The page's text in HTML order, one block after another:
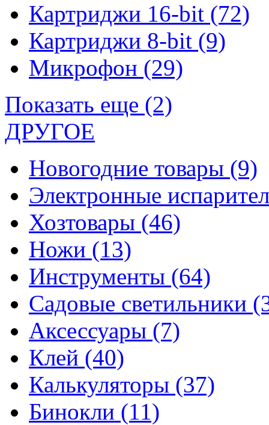
Картриджи 16-bit (72)
Картриджи 8-bit (9)
Микрофон (29)
Показать еще (2)
ДРУГОЕ
Новогодние товары (9)
Электронные
Хозтовары (46)
Ножи (13)
Инструменты (64)
Садовые светильники
Аксессуары (7)
Клей (40)
Калькуляторы (37)
Бинокли (11)